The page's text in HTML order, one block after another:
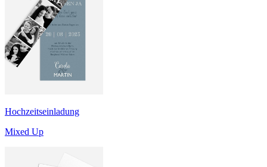
Hochzeitseinladung
Mixed Up